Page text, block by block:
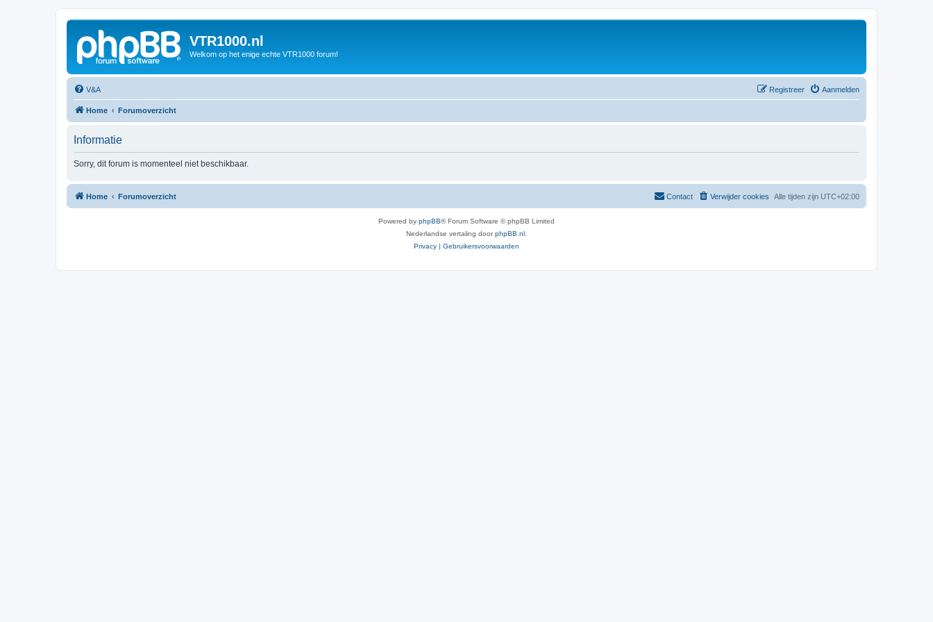
VTR1000.nl
Welkom op het enige echte VTR1000 forum!
V&A Aanmelden
Registreer
Home Forumoverzicht
Informatie
Sorry, dit forum is momenteel niet beschikbaar.
Home Forumoverzicht Alle tijden zijn UTC+02:00
Verwijder cookies
Contact
Powered by phpBB® Forum Software © phpBB Limited
Nederlandse vertaling doorphpBB.nl
Privacy | Gebruikersvoorwaarden